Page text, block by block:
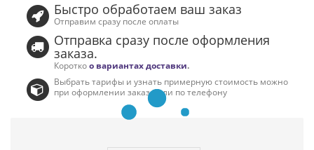
Быстро обработаем ваш заказ
Отправим сразу после оплаты
Отправка сразу после оформления
заказа.
Короткоо вариантах доставки.
Выбрать тарифы и узнать примерную стоимость можно
при оформлении заказа или по телефону